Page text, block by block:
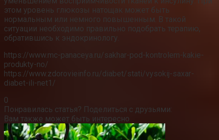
этом уровень глюкозы натощак может быть
нормальным или немного повышенным. В такой
ситуации необходимо правильно подобрать терапию,
обратившись к эндокринологу.
https://www.mc-panaceya.ru/sakhar-pod-kontrolem-kakie-
produkty-no/
https://www.zdorovieinfo.ru/diabet/stati/vysokij-saxar-
diabet-ili-net1/
0
Понравилась статья? Поделиться с друзьями:
Вам также может быть интересно